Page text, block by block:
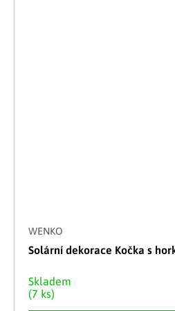
WENKO
Solární dekorace Kočka s
Skladem
(7 ks)